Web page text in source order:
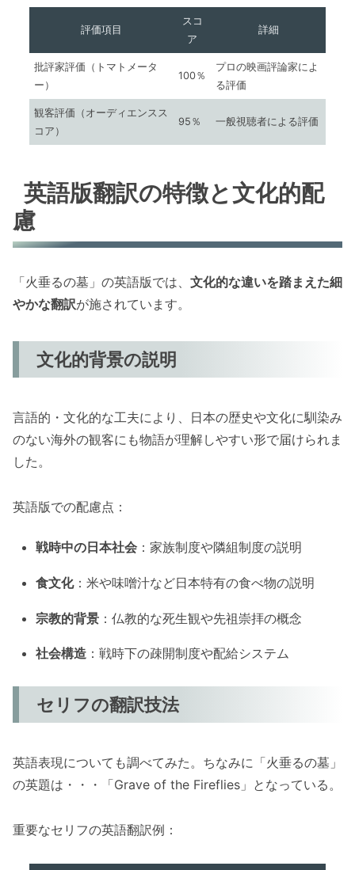
評価項目
スコ
ア
詳細
批評家評価（トマトメータ
ー）
100％
プロの映画評論家によ
る評価
観客評価（オーディエンスス
コア）
95％ 一般視聴者による評価
英語版翻訳の特徴と文化的配
慮
「火垂るの墓」の英語版では、 文化的な違いを踏まえた細
やかな翻訳が施されています。
文化的背景の説明
言語的・文化的な工夫により、日本の歴史や文化に馴染み
のない海外の観客にも物語が理解しやすい形で届けられま
した。
英語版での配慮点：
戦時中の日本社会 ：家族制度や隣組制度の説明
食文化：米や味噌汁など日本特有の食べ物の説明
宗教的背景 ：仏教的な死生観や先祖崇拝の概念
社会構造 ：戦時下の疎開制度や配給システム
セリフの翻訳技法
英語表現についても調べてみた。ちなみに「火垂るの墓」
の英題は・・・「Grave of the Fireflies」となっている。
重要なセリフの英語翻訳例：